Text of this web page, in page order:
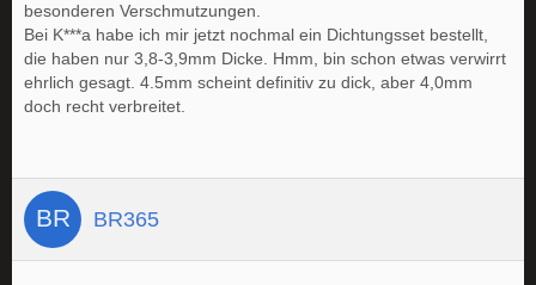
besonderen Verschmutzungen.
Bei K***a habe ich mir jetzt nochmal ein Dichtungsset bestellt,
die haben nur 3,8-3,9mm Dicke. Hmm, bin schon etwas verwirrt
ehrlich gesagt. 4.5mm scheint definitiv zu dick, aber 4,0mm
doch recht verbreitet.
BR365